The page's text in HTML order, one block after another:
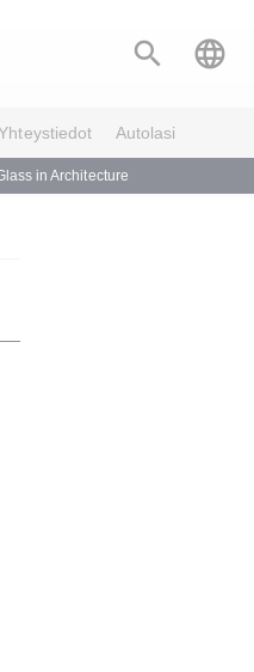
 
Autolasi
in Architecture